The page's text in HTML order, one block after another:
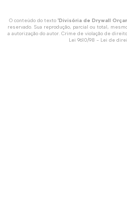
O conteúdo do texto "Divisória de Drywall
reservado. Sua reprodução, parcial ou total,
a autorização do autor. Crime de violação de
Lei 9610/98 - Lei de